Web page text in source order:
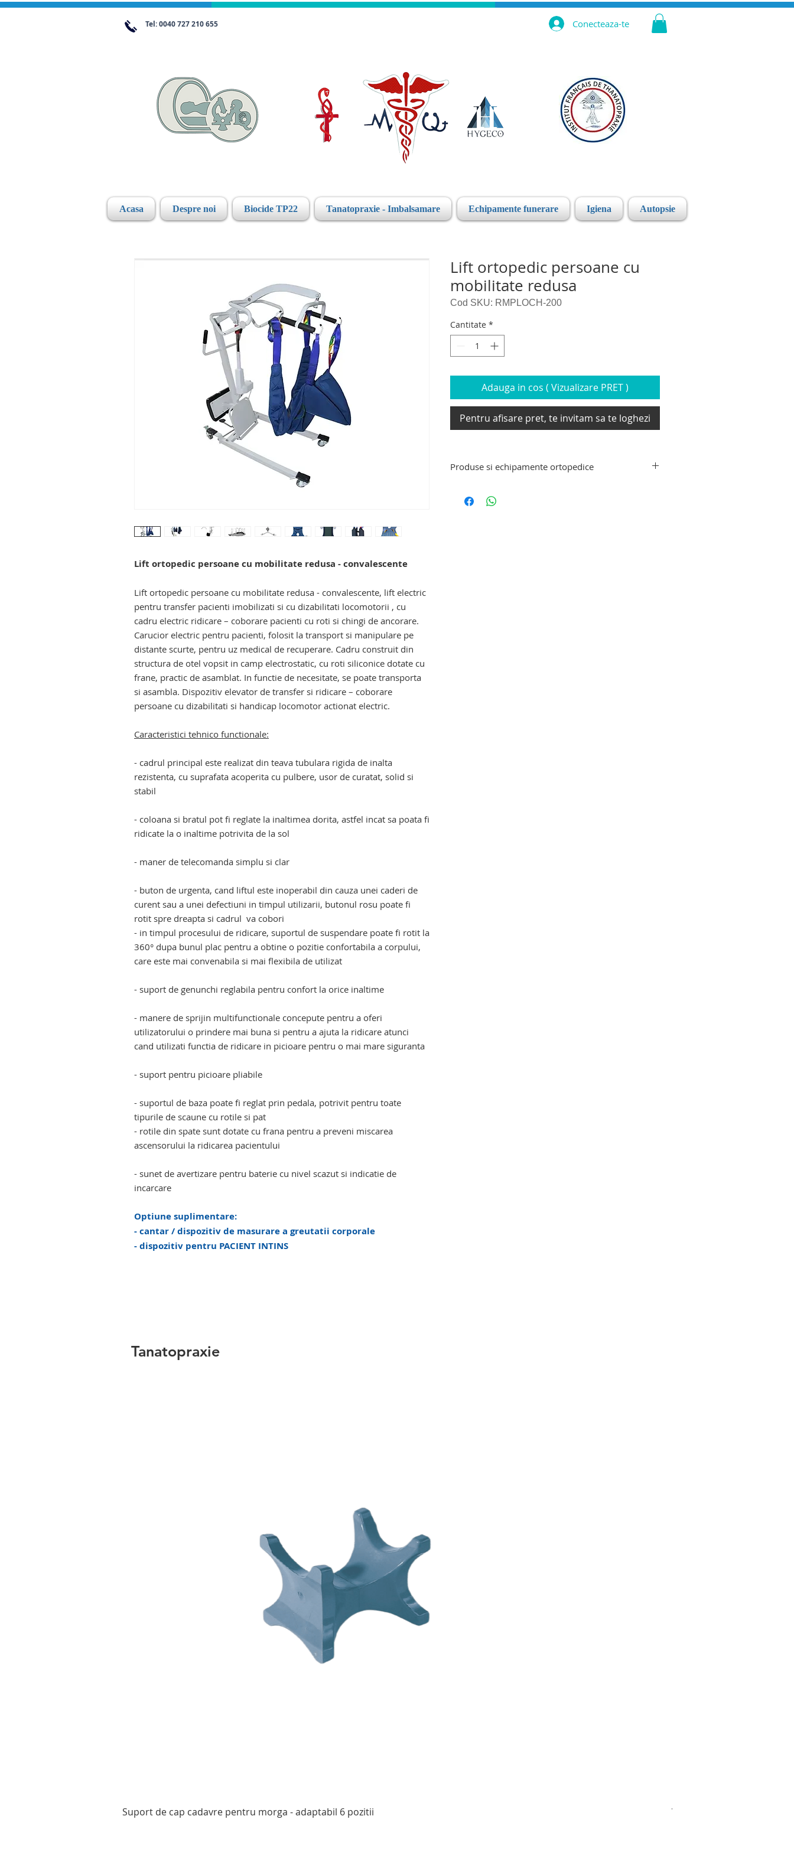
Tel: 0040 727 210 655 Conecteaza-te
Acasa Despre noi Biocide TP22 Tanatopraxie - Imbalsamare Echipamente funerare Igiena Autopsie
Lift ortopedic persoane cu mobilitate redusa - convalescente
Lift ortopedic persoane cu mobilitate redusa - convalescente, lift electric
pentru transfer pacienti imobilizati si cu dizabilitati locomotorii , cu
cadru electric ridicare – coborare pacienti cu roti si chingi de ancorare.
Carucior electric pentru pacienti, folosit la transport si manipulare pe
distante scurte, pentru uz medical de recuperare. Cadru construit din
structura de otel vopsit in camp electrostatic, cu roti siliconice dotate cu
frane, practic de asamblat. In functie de necesitate, se poate transporta
si asambla. Dispozitiv elevator de transfer si ridicare – coborare
persoane cu dizabilitati si handicap locomotor actionat electric.
Caracteristici tehnico functionale:
- cadrul principal este realizat din teava tubulara rigida de inalta
rezistenta, cu suprafata acoperita cu pulbere, usor de curatat, solid si
stabil
- coloana si bratul pot fi reglate la inaltimea dorita, astfel incat sa poata fi
ridicate la o inaltime potrivita de la sol
- maner de telecomanda simplu si clar
- buton de urgenta, cand liftul este inoperabil din cauza unei caderi de
curent sau a unei defectiuni in timpul utilizarii, butonul rosu poate fi
rotit spre dreapta si cadrul va cobori
- in timpul procesului de ridicare, suportul de suspendare poate fi rotit la
360° dupa bunul plac pentru a obtine o pozitie confortabila a corpului,
care este mai convenabila si mai flexibila de utilizat
- suport de genunchi reglabila pentru confort la orice inaltime
- manere de sprijin multifunctionale concepute pentru a oferi
utilizatorului o prindere mai buna si pentru a ajuta la ridicare atunci
cand utilizati functia de ridicare in picioare pentru o mai mare siguranta
- suport pentru picioare pliabile
- suportul de baza poate fi reglat prin pedala, potrivit pentru toate
tipurile de scaune cu rotile si pat
- rotile din spate sunt dotate cu frana pentru a preveni miscarea
ascensorului la ridicarea pacientului
- sunet de avertizare pentru baterie cu nivel scazut si indicatie de
incarcare
Optiune suplimentare:
- cantar / dispozitiv de masurare a greutatii corporale
- dispozitiv pentru PACIENT INTINS
Lift ortopedic persoane cu
mobilitate redusa
Cod SKU: RMPLOCH-200
Cantitate *
Adauga in cos ( Vizualizare PRET )
Pentru afisare pret, te invitam sa te loghezi
Produse si echipamente ortopedice
scaun cu rotile pentru persoane imobilizate si cu
Tanatopraxie
Afișare rapidă
Suport de cap cadavre pentru morga - adaptabil 6 pozitii Valiza de transport